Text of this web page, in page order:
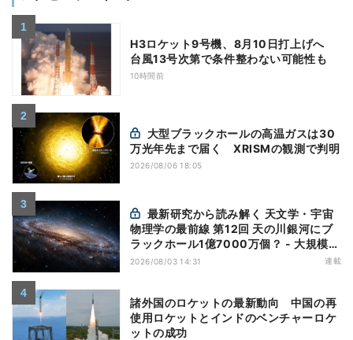
H3ロケット9号機、8月10日打上げへ
台風13号次第で条件整わない可能性も
10時間前
万光年先まで届く XRISMの観測で判明
2026/08/06 18:05
物理学の最前線 第12回 天の川銀河にブ
ラックホール1億7000万個？ - 大規模計
算が描くその分布
2026/08/03 14:31 連載
諸外国のロケットの最新動向 中国の再
使用ロケットとインドのベンチャーロケ
ットの成功